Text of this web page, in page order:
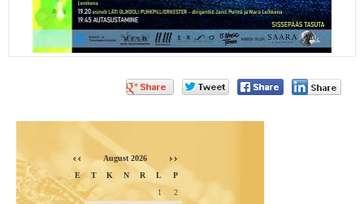
August 2026
E
T K N R L
P
1
2